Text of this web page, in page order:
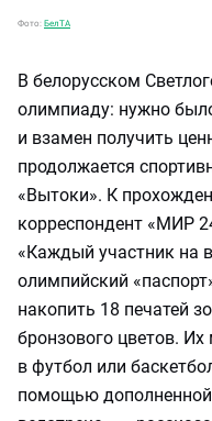
Фото: БелТА
В белорусском
олимпиаду: нужно
и взамен получить
продолжается
«Вытоки». К
корреспондент «МИР
«Каждый участник на
олимпийский
накопить 18 печатей
бронзового цветов.
в футбол или
помощью дополненной